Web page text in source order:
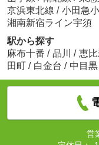
京浜東北線 / 小田急
湘南新宿ライン宇須
駅から探す
麻布十番 / 品川 / 恵
田町 / 白金台 / 中目黒
営